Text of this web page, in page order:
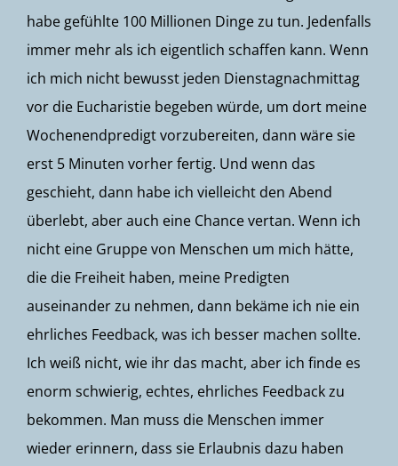
habe gefühlte 100 Millionen Dinge zu tun. Jedenfalls
immer mehr als ich eigentlich schaffen kann. Wenn
ich mich nicht bewusst jeden Dienstagnachmittag
vor die Eucharistie begeben würde, um dort meine
Wochenendpredigt vorzubereiten, dann wäre sie
erst 5 Minuten vorher fertig. Und wenn das
geschieht, dann habe ich vielleicht den Abend
überlebt, aber auch eine Chance vertan. Wenn ich
nicht eine Gruppe von Menschen um mich hätte,
die die Freiheit haben, meine Predigten
auseinander zu nehmen, dann bekäme ich nie ein
ehrliches Feedback, was ich besser machen sollte.
Ich weiß nicht, wie ihr das macht, aber ich finde es
enorm schwierig, echtes, ehrliches Feedback zu
bekommen. Man muss die Menschen immer
wieder erinnern, dass sie Erlaubnis dazu haben